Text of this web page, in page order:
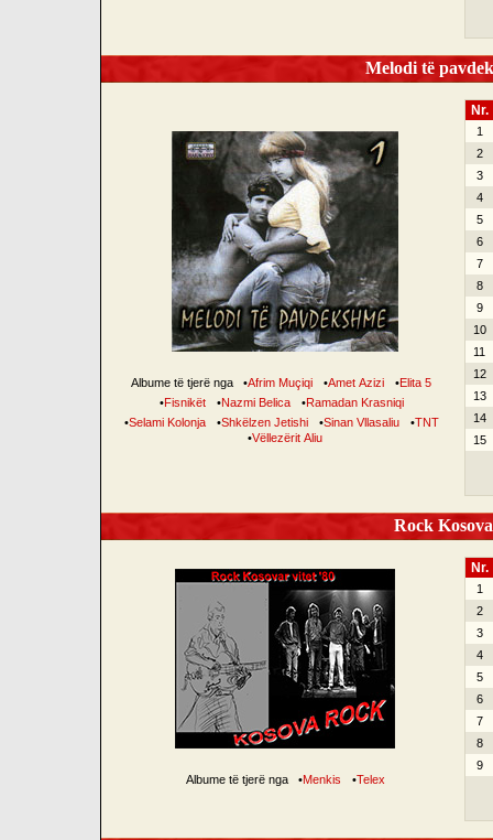
Melodi të
Albume të tjerë nga •Afrim Muçiqi •Amet Azizi •Elita 5
•Fisnikët •Nazmi Belica •Ramadan Krasniqi
•Selami Kolonja •Shkëlzen Jetishi •Sinan Vllasaliu •TNT
•Vëllezërit Aliu
Nr.
1
2
3
4
5
6
7
8
9
10
11
12
13
14
15
Rock
Albume të tjerë nga •Menkis •Telex
Nr.
1
2
3
4
5
6
7
8
9